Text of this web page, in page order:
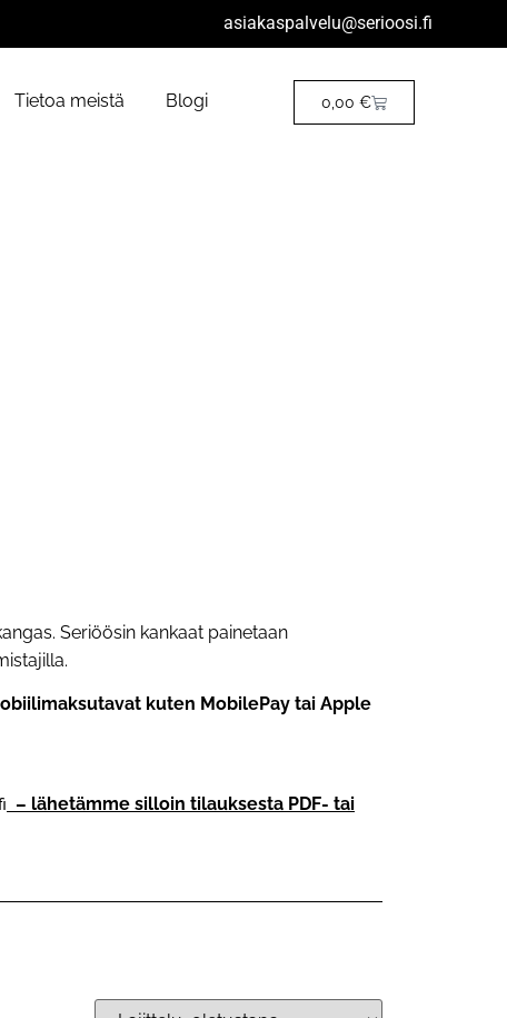
asiakaspalvelu@serioosi.fi
Tietoa meistä Blogi 0,00 €
Seriöösin kankaat painetaan
kuten MobilePay tai Apple
– lähetämme silloin tilauksesta PDF- tai